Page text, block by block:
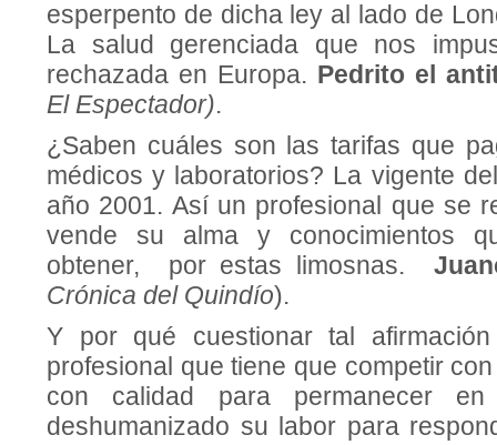
esperpento de dicha ley al lado de
La salud gerenciada que nos
rechazada en Europa. Pedrito el
El Espectador).
¿Saben cuáles son las tarifas que
médicos y laboratorios? La vigente
año 2001. Así un profesional que se
vende su alma y conocimientos
obtener, por estas limosnas.
Crónica del Quindío).
Y por qué cuestionar tal
profesional que tiene que competir
con calidad para permanecer
deshumanizado su labor para